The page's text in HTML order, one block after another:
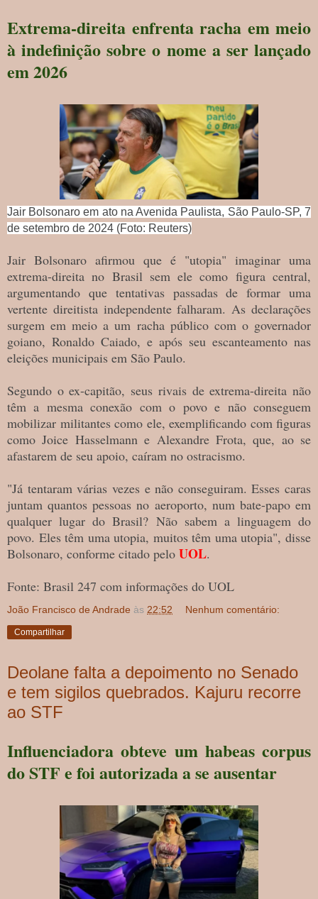
Extrema-direita enfrenta racha em meio
à indefinição sobre o nome a ser lançado
em 2026
Jair Bolsonaro em ato na Avenida Paulista, São Paulo-SP, 7
de setembro de 2024 (Foto: Reuters)
Jair Bolsonaro afirmou que é "utopia" imaginar uma
extrema-direita no Brasil sem ele como figura central,
argumentando que tentativas passadas de formar uma
vertente direitista independente falharam. As declarações
surgem em meio a um racha público com o governador
goiano, Ronaldo Caiado, e após seu escanteamento nas
eleições municipais em São Paulo.
Segundo o ex-capitão, seus rivais de extrema-direita não
têm a mesma conexão com o povo e não conseguem
mobilizar militantes como ele, exemplificando com figuras
como Joice Hasselmann e Alexandre Frota, que, ao se
afastarem de seu apoio, caíram no ostracismo.
"Já tentaram várias vezes e não conseguiram. Esses caras
juntam quantos pessoas no aeroporto, num bate-papo em
qualquer lugar do Brasil? Não sabem a linguagem do
povo. Eles têm uma utopia, muitos têm uma utopia", disse
Bolsonaro, conforme citado pelo UOL.
Fonte: Brasil 247 com informações do UOL
João Francisco de Andrade às 22:52 Nenhum comentário:
Compartilhar
Deolane falta a depoimento no Senado
e tem sigilos quebrados. Kajuru recorre
ao STF
Influenciadora obteve um habeas corpus
do STF e foi autorizada a se ausentar